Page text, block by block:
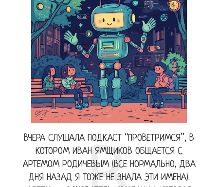
ВЧЕРА СЛУШАЛА ПОДКАСТ “ПРОВЕТРИМСЯ”, В
КОТОРОМ ИВАН ЯМЩИКОВ ОБЩАЕТСЯ С
АРТЕМОМ РОДИЧЕВЫМ (ВСЕ НОРМАЛЬНО, ДВА
ДНЯ НАЗАД Я ТОЖЕ НЕ ЗНАЛА ЭТИ ИМЕНА).